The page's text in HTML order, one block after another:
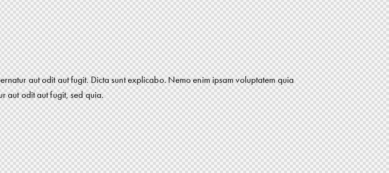
aut odit aut fugit. Dicta sunt explicabo. Nemo enim ipsam voluptatem quia
aut odit aut fugit, sed quia.